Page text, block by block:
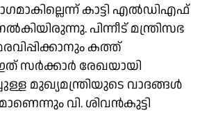
കാട്ടി എൽഡിഎഫ്
പിന്നീട് മന്ത്രിസഭ
കത്ത്
സർക്കാർ രേഖയായി
മുഖ്യമന്ത്രിയുടെ വാദങ്ങൾ
വി. ശിവൻകുട്ടി